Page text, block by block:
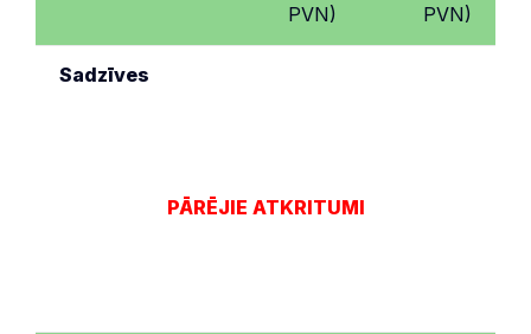
PVN)
PVN)
Sadzīves
PĀRĒJIE ATKRITUMI